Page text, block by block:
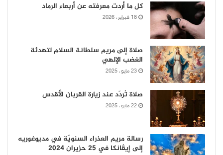
كل ما أردت معرفته عن أربعاء الرماد
18 فبراير، 2026
صلاة إلى مريم سلطانة السلام لتهدئة
الغضب الإلهي
23 مايو، 2025
صلاة تُردّد عند زيارة القربان الأقدس
22 مايو، 2025
رسالة مريم العذراء السنويّة في مديوغوريه
إلى إيڤانكا في 25 حزيران 2024